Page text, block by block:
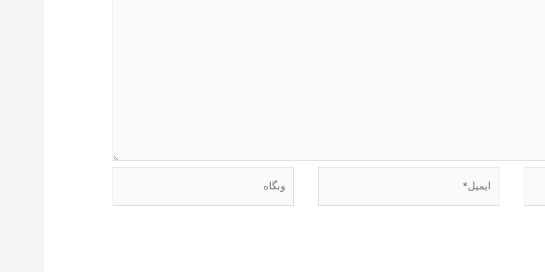
ایمیل* وبگاه